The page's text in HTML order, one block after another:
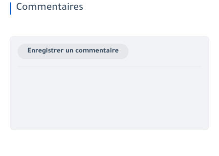
Commentaires
Enregistrer un commentaire